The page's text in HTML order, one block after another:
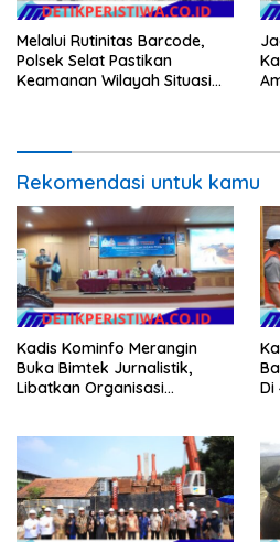
Melalui Rutinitas Barcode,
Polsek Selat Pastikan
Keamanan Wilayah Situasi
Rekomendasi untuk kamu
Kadis Kominfo Merangin
Buka Bimtek Jurnalistik,
Libatkan Organisasi
Di